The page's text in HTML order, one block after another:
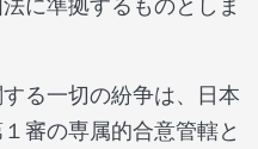
る一切の紛争は、日本
審の専属的合意管轄と